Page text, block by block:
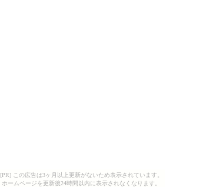
[PR] この広告は3ヶ月以上更新がないため表示されています。
ホームページを更新後24時間以内に表示されなくなります。